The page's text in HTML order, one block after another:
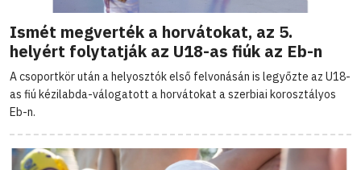
Ismét megverték a horvátokat, az 5.
helyért folytatják az U18-as fiúk az Eb-n
A csoportkör után a helyosztók első felvonásán is legyőzte az U18-
as fiú kézilabda-válogatott a horvátokat a szerbiai korosztályos
Eb-n.